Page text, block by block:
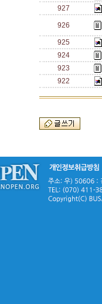
927
926
925
924
923
922